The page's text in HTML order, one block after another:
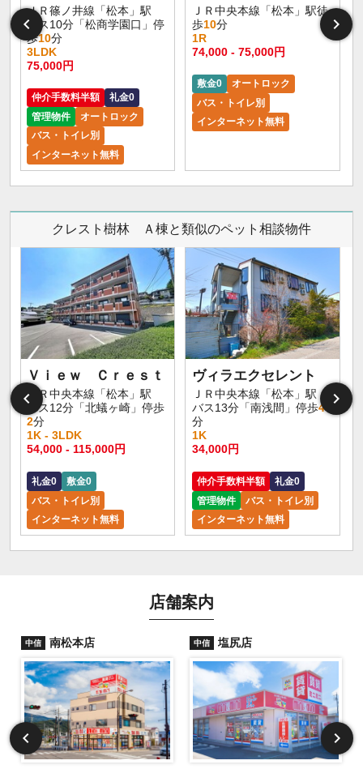
ＪＲ篠ノ井線「松本」駅
バス10分「松商学園口」停
歩10分
3LDK
75,000円
仲介手数料半額
礼金0
管理物件
オートロック
バス・トイレ別
インターネット無料
ＪＲ中央本線「松本」駅徒
歩10分
1R
74,000 - 75,000円
敷金0
オートロック
バス・トイレ別
インターネット無料
クレスト樹林 Ａ棟と類似のペット相談物件
Ｖｉｅｗ Ｃｒｅｓｔ
ＪＲ中央本線「松本」駅
バス12分「北蟻ヶ崎」停歩
2分
1K - 3LDK
54,000 - 115,000円
礼金0
敷金0
バス・トイレ別
インターネット無料
ヴィラエクセレント
ＪＲ中央本線「松本」駅
バス13分「南浅間」停歩4
分
1K
34,000円
仲介手数料半額
礼金0
管理物件
バス・トイレ別
インターネット無料
店舗案内
中信 南松本店 中信 塩尻店